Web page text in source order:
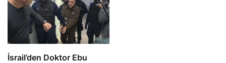
İsrail’den Doktor Ebu